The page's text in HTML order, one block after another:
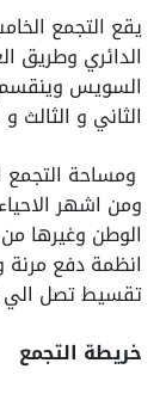
يقع التجمع
الدائري وطريق
السويس وينقسم
الثاني و الثالث
ومن اشهر
الوطن وغيرها من
تقسيط تصل الي 8 سنوات.
خريطة التجمع